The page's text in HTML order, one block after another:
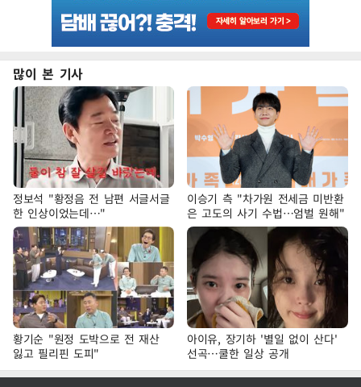
많이 본 기사
정보석 "황정음 전 남편 서글서글
한 인상이었는데…"
이승기 측 "차가원 전세금 미반환
은 고도의 사기 수법…엄벌 원해"
황기순 "원정 도박으로 전 재산
잃고 필리핀 도피"
아이유, 장기하 '별일 없이 산다'
선곡…쿨한 일상 공개